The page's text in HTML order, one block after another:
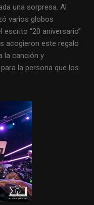
una sorpresa. Al
varios globos
“20 aniversario”
acogieron este regalo
la canción y
la persona que los